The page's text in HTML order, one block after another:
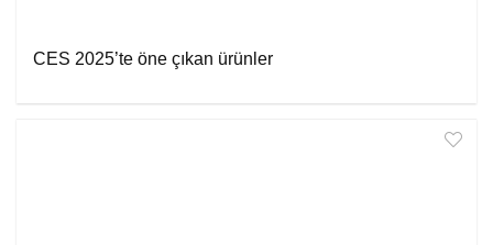
CES 2025’te öne çıkan ürünler